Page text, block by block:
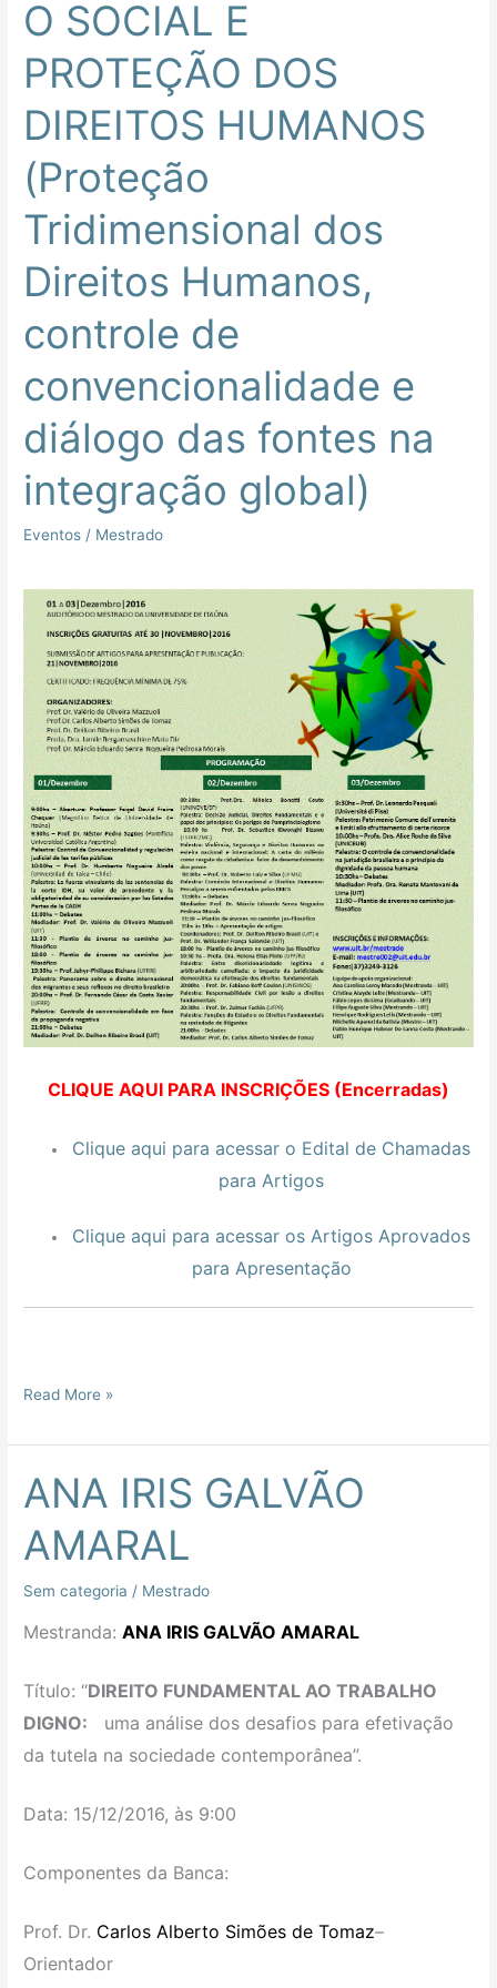
O SOCIAL E
PROTEÇÃO DOS
DIREITOS HUMANOS
(Proteção
Tridimensional dos
Direitos Humanos,
controle de
convencionalidade e
diálogo das fontes na
integração global)
Eventos / Mestrado
CLIQUE AQUI PARA INSCRIÇÕES (Encerradas)
Clique aqui para acessar o Edital de Chamadas
para Artigos
Clique aqui para acessar os Artigos Aprovados
para Apresentação
global)
Read More »
ANA IRIS GALVÃO
AMARAL
Sem categoria / Mestrado
Mestranda:ANA IRIS GALVÃO AMARAL
Título: “DIREITO FUNDAMENTAL AO TRABALHO
DIGNO: uma análise dos desafios para efetivação
da tutela na sociedade contemporânea”.
Data: 15/12/2016, às 9:00
Componentes da Banca:
Prof. Dr. Carlos Alberto Simões de Tomaz–
Orientador
ANA
IRIS
GALVÃO
AMARAL